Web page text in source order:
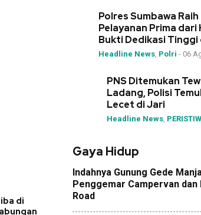
di
Polres Sumbawa
Pelayanan Prima dari
Bukti Dedikasi Tinggi
Polda NTB
Headline News, Polri - 06
PNS Ditemukan
Ladang, Polisi
Lecet di Jari
Headline News,
Gaya Hidup
Indahnya Gunung Gede
Penggemar Campervan
Road